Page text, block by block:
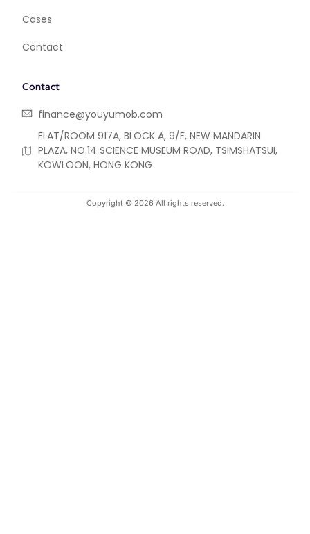
Cases
Contact
Contact
finance@youyumob.com
FLAT/ROOM 917A, BLOCK A, 9/F, NEW MANDARIN
PLAZA, NO.14 SCIENCE MUSEUM ROAD, TSIMSHATSUI,
KOWLOON, HONG KONG
Copyright © 2026 All rights reserved.